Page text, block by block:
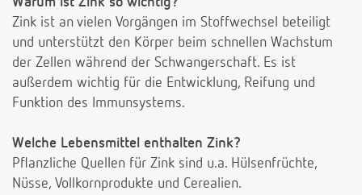
Zink ist an vielen Vorgängen im Stoffwechsel beteiligt
und unterstützt den Körper beim schnellen Wachstum
der Zellen während der Schwangerschaft. Es ist
außerdem wichtig für die Entwicklung, Reifung und
Funktion des Immunsystems.
Welche Lebensmittel enthalten Zink?
Pflanzliche Quellen für Zink sind u.a. Hülsenfrüchte,
Nüsse, Vollkornprodukte und Cerealien.